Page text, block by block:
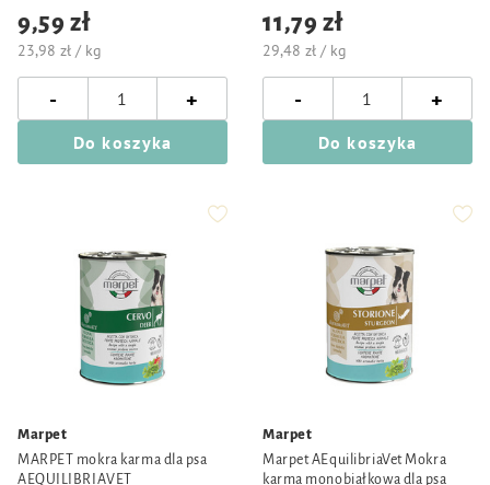
9,59 zł
23,98 zł / kg
- +
Do koszyka
11,79 zł
29,48 zł / kg
- +
Do koszyka
Marpet
MARPET mokra karma dla psa
AEQUILIBRIAVET
Marpet
Marpet AEquilibriaVet Mokra
karma monobiałkowa dla psa